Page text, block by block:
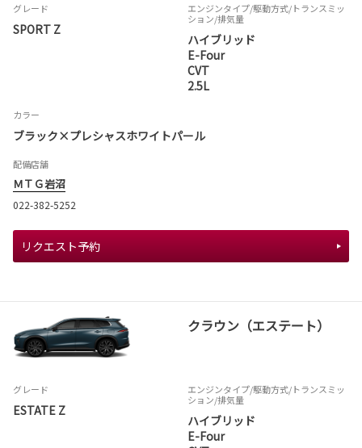
グレード
SPORT Z
エンジンタイプ/駆動方式/トランスミッ
ション/排気量
ハイブリッド
E-Four
CVT
2.5L
カラー
ブラック×プレシャスホワイトパール
配備店舗
ＭＴＧ岩沼
022-382-5252
リクエスト予約
クラウン（エステート）
グレード
ESTATE Z
エンジンタイプ/駆動方式/トランスミッ
ション/排気量
ハイブリッド
E-Four